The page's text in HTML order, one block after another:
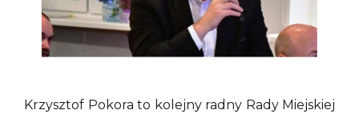
Krzysztof Pokora to kolejny radny Rady Miejskiej